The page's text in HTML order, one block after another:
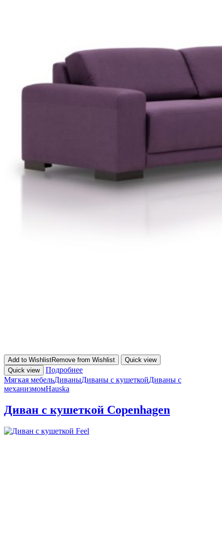
Add to WishlistRemove from Wishlist
Quick view
Quick view
Подробнее
Мягкая мебельДиваныДиваны с кушеткойДиваны с
механизмомHauska
Диван с кушеткой Copenhagen